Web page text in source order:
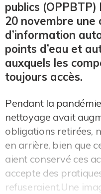
publics
20 novembre une
d’information
points d’eau et
auxquels les
toujours accès.
Pendant la
nettoyage avait
obligations retirées,
en arrière, bien que
aient conservé ces
accepte des
refuseraient.Une